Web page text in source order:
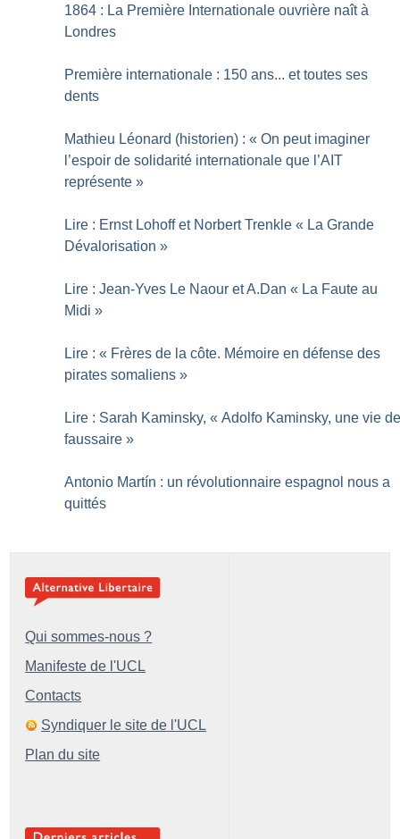
1864 : La Première Internationale ouvrière naît à
Londres
Première internationale : 150 ans... et toutes ses
dents
Mathieu Léonard (historien) : « On peut imaginer
l’espoir de solidarité internationale que l’AIT
représente »
Lire : Ernst Lohoff et Norbert Trenkle « La Grande
Dévalorisation »
Lire : Jean-Yves Le Naour et A.Dan « La Faute au
Midi »
Lire : « Frères de la côte. Mémoire en défense des
pirates somaliens »
Lire : Sarah Kaminsky, « Adolfo Kaminsky, une vie
faussaire »
Antonio Martín : un révolutionnaire espagnol nous a
quittés
Qui sommes-nous ?
Manifeste de l'UCL
Contacts
Syndiquer le site de l'UCL
Plan du site